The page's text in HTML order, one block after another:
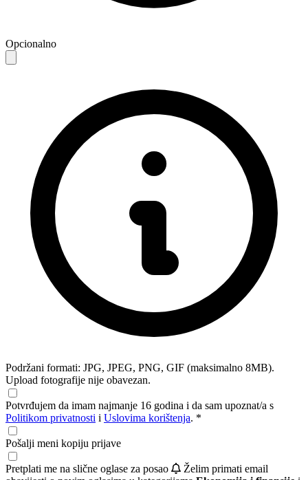
Opcionalno
Podržani formati: JPG, JPEG, PNG, GIF (maksimalno 8MB).
Upload fotografije nije obavezan.
Potvrđujem da imam najmanje 16 godina i da sam upoznat/a s
Politikom privatnosti i Uslovima korištenja. *
Pošalji meni kopiju prijave
Pretplati me na slične oglase za posao
Želim primati email